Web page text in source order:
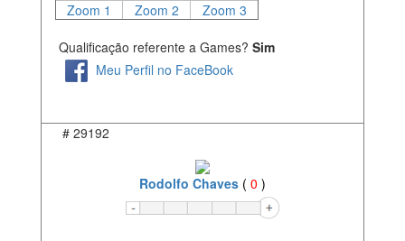
Zoom 1 Zoom 2 Zoom 3
Qualificação referente a Games? Sim
Meu Perfil no FaceBook
# 29192
Rodolfo Chaves ( 0 )